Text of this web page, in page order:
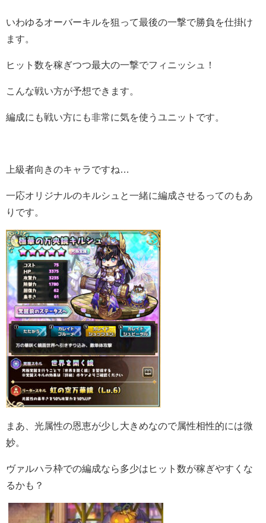
いわゆるオーバーキルを狙って最後の一撃で勝負を仕掛け
ます。
ヒット数を稼ぎつつ最大の一撃でフィニッシュ！
こんな戦い方が予想できます。
編成にも戦い方にも非常に気を使うユニットです。
上級者向きのキャラですね…
一応オリジナルのキルシュと一緒に編成させるってのもあ
りです。
まあ、光属性の恩恵が少し大きめなので属性相性的には微
妙。
ヴァルハラ枠での編成なら多少はヒット数が稼ぎやすくな
るかも？